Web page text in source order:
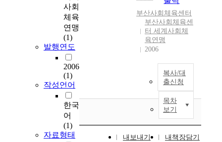
사회
체육
연맹
(1)
발행연도
2006
(1)
작성언어
한국
어
(1)
자료형태
부산사회 체육센터
부산사회체육센
터 세계사회체
육연맹
2006
복사/대
출신청
목차
보기
내보내기
내책장담기